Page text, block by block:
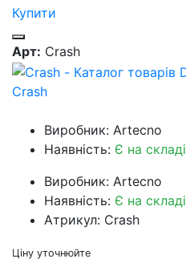
Купити
Арт: Crash
Crash
Виробник: Artecno
Наявність: Є на складі
Виробник: Artecno
Наявність: Є на складі
Атрикул: Crash
Ціну уточнюйте